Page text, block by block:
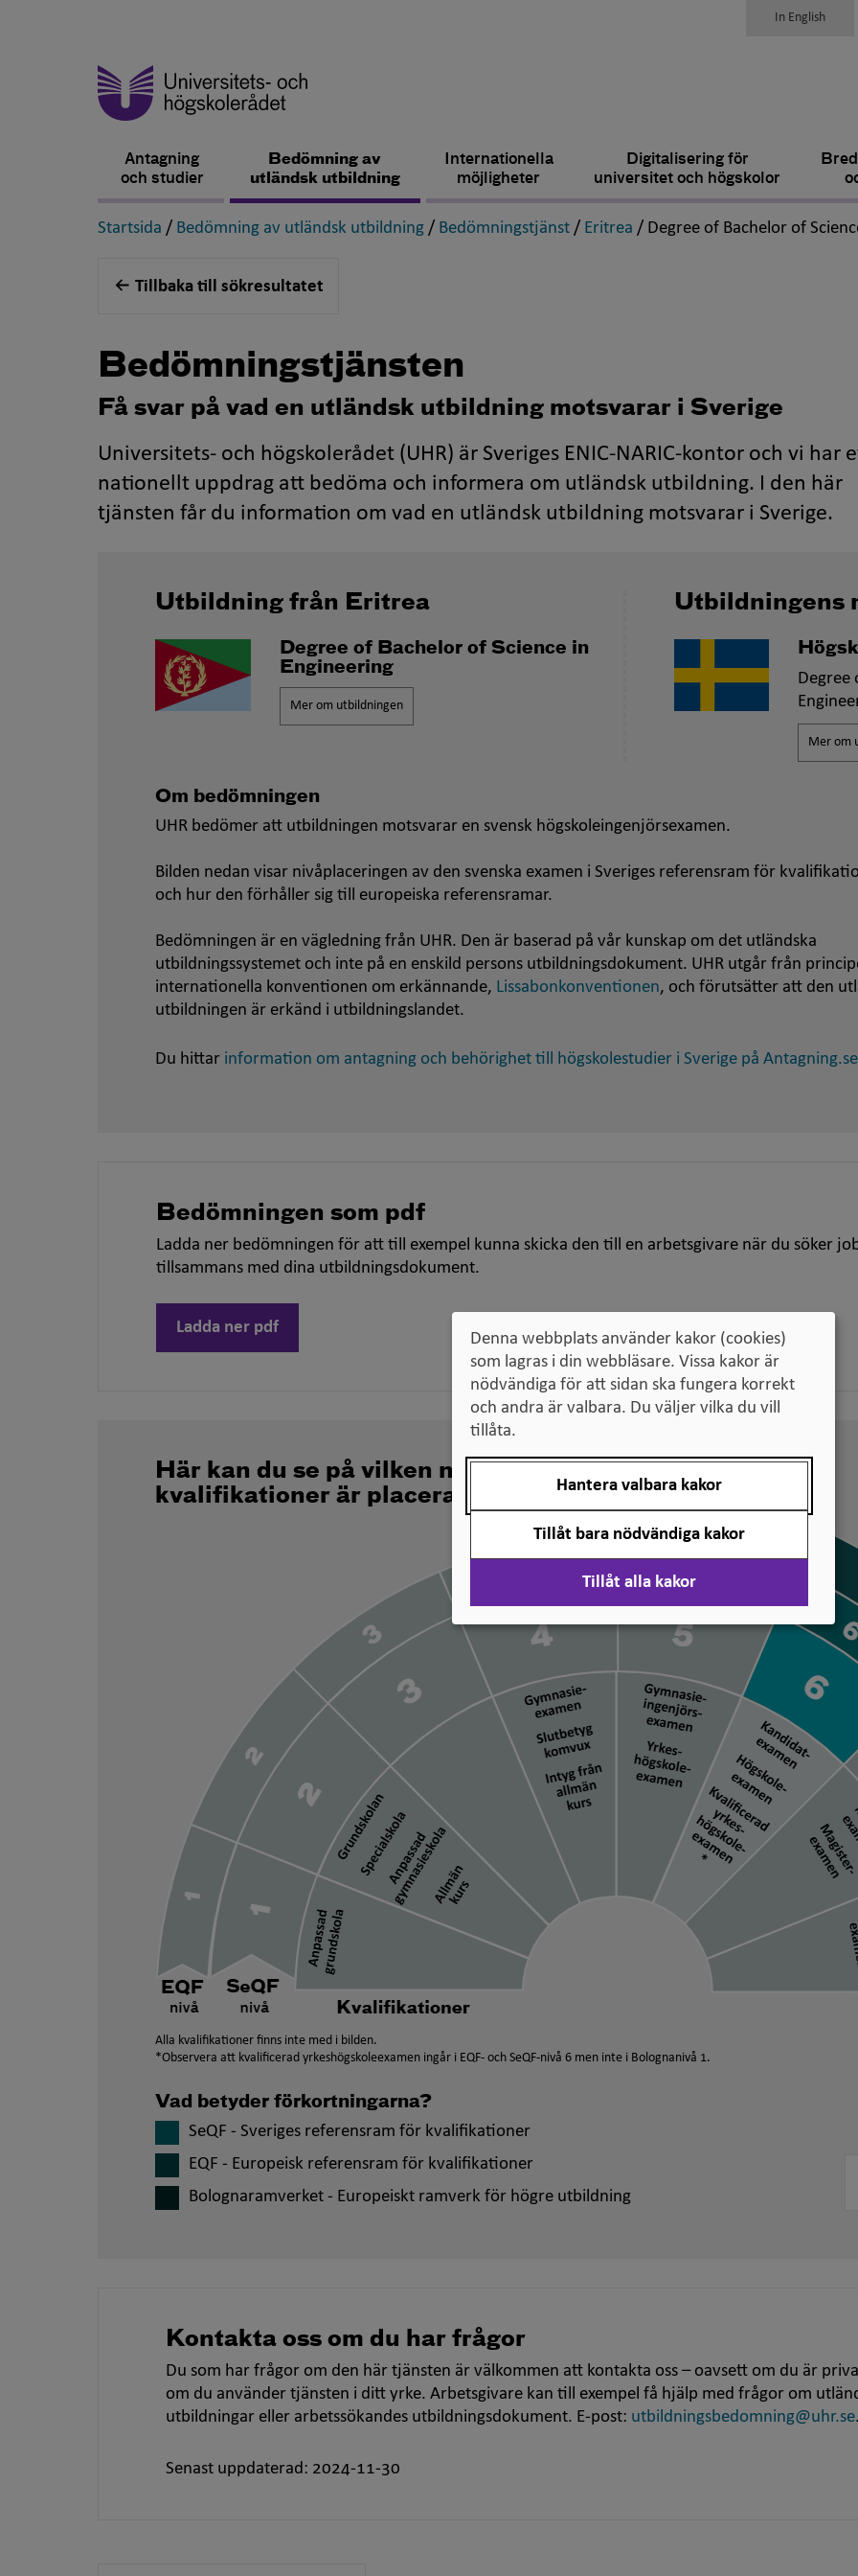
In English
Antagning
och studier
Bedömning av
utländsk utbildning
Internationella
möjligheter
Digitalisering för
universitet och högskolor
Startsida ,
/ Bedömning av utländsk utbildning ,
/ Bedömningstjänst ,
/ Eritrea ,
/ Degree of Bachelor of
Tillbaka till sökresultatet
Bedömningstjänsten
Få svar på vad en utländsk utbildning motsvarar i Sverige
Universitets- och högskolerådet (UHR) är Sveriges ENIC-NARIC-kontor och vi har
nationellt uppdrag att bedöma och informera om utländsk utbildning. I den här
tjänsten får du information om vad en utländsk utbildning motsvarar i Sverige.
Utbildning från Eritrea
Degree of Bachelor of Science in
Engineering
Mer om utbildningen
Utbildningens
Degree
Mer om
Om bedömningen
UHR bedömer att utbildningen motsvarar en svensk högskoleingenjörsexamen.
Bilden nedan visar nivåplaceringen av den svenska examen i Sveriges referensram för
och hur den förhåller sig till europeiska referensramar.
Bedömningen är en vägledning från UHR. Den är baserad på vår kunskap om det utländska
utbildningssystemet och inte på en enskild persons utbildningsdokument. UHR utgår från
internationella konventionen om erkännande, Lissabonkonventionen, och förutsätter att den
utbildningen är erkänd i utbildningslandet.
Du hittar information om antagning och behörighet till högskolestudier i Sverige på Antagning.se
Bedömningen som pdf
Ladda ner bedömningen för att till exempel kunna skicka den till en arbetsgivare när du söker
tillsammans med dina utbildningsdokument.
Ladda ner pdf
Här kan du se på vilken nivå svenska
kvalifikationer är placerade
Alla kvalifikationer finns inte med i bilden.
*Observera att kvalificerad yrkeshögskoleexamen ingår i EQF- och SeQF-nivå 6 men inte i Bolognanivå 1.
Vad betyder förkortningarna?
SeQF - Sveriges referensram för kvalifikationer
EQF - Europeisk referensram för kvalifikationer
Bolognaramverket - Europeiskt ramverk för högre utbildning
Kontakta oss om du har frågor
Du som har frågor om den här tjänsten är välkommen att kontakta oss – oavsett om du är
om du använder tjänsten i ditt yrke. Arbetsgivare kan till exempel få hjälp med frågor om
utbildningar eller arbetssökandes utbildningsdokument. E-post: utbildningsbedomning@uhr.se.
Senast uppdaterad: 2024-11-30
Denna webbplats använder kakor (cookies)
som lagras i din webbläsare. Vissa kakor är
nödvändiga för att sidan ska fungera korrekt
och andra är valbara. Du väljer vilka du vill
tillåta.
Hantera valbara kakor
Tillåt bara nödvändiga kakor
Tillåt alla kakor